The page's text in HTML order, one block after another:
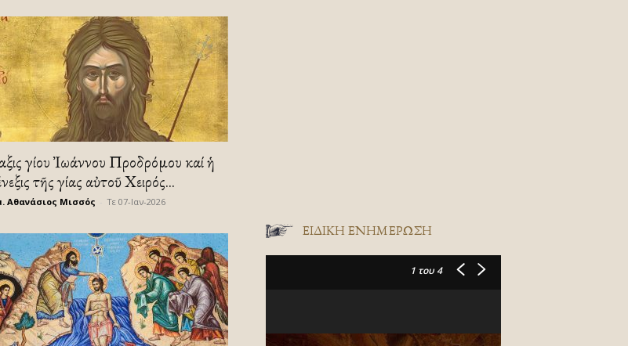
Ἁγίου Ἰωάννου Προδρόμου καί ἡ
τῆς Ἁγίας αὐτοῦ Χειρός...
Αθανάσιος Μισσός Τε 07-Ιαν-2026
ΕΙΔΙΚΉ ΕΝΗΜΈΡΩΣΗ
1 του 4